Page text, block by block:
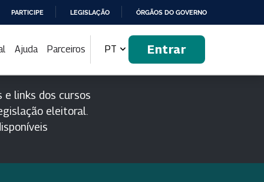
PARTICIPE LEGISLAÇÃO ÓRGÃOS DO GOVERNO
Ajuda Parceiros PT Entrar
e links dos cursos
eleitoral.